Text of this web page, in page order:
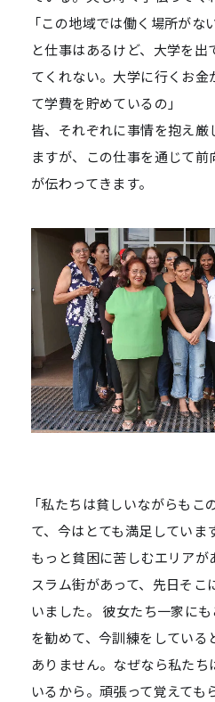
「この地域では働く場所がな
と仕事はあるけど、大学を出
てくれない。大学に行くお金
て学費を貯めているの」
皆、それぞれに事情を抱え
ますが、この仕事を通じて
が伝わってきます。
「私たちは貧しいながらもこ
て、今はとても満足していま
もっと貧困に苦しむエリアが
スラム街があって、先日そこ
いました。 彼女たち一家に
を勧めて、今訓練をしている
ありません。なぜなら私た
いるから。頑張って覚えても